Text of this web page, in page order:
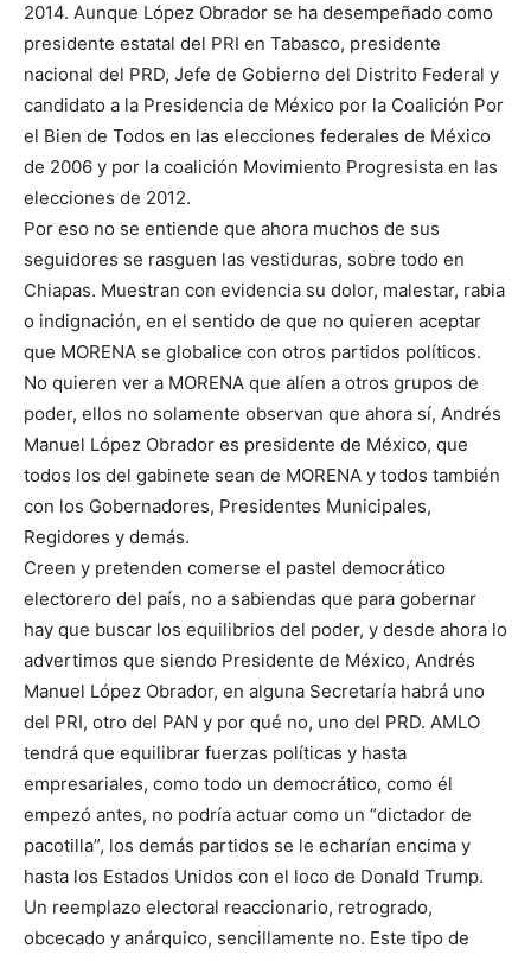
2014. Aunque López Obrador se ha desempeñado como
presidente estatal del PRI en Tabasco, presidente
nacional del PRD, Jefe de Gobierno del Distrito Federal y
candidato a la Presidencia de México por la Coalición Por
el Bien de Todos en las elecciones federales de México
de 2006 y por la coalición Movimiento Progresista en las
elecciones de 2012.
Por eso no se entiende que ahora muchos de sus
seguidores se rasguen las vestiduras, sobre todo en
Chiapas. Muestran con evidencia su dolor, malestar, rabia
o indignación, en el sentido de que no quieren aceptar
que MORENA se globalice con otros partidos políticos.
No quieren ver a MORENA que alíen a otros grupos de
poder, ellos no solamente observan que ahora sí, Andrés
Manuel López Obrador es presidente de México, que
todos los del gabinete sean de MORENA y todos también
con los Gobernadores, Presidentes Municipales,
Regidores y demás.
Creen y pretenden comerse el pastel democrático
electorero del país, no a sabiendas que para gobernar
hay que buscar los equilibrios del poder, y desde ahora lo
advertimos que siendo Presidente de México, Andrés
Manuel López Obrador, en alguna Secretaría habrá uno
del PRI, otro del PAN y por qué no, uno del PRD. AMLO
tendrá que equilibrar fuerzas políticas y hasta
empresariales, como todo un democrático, como él
empezó antes, no podría actuar como un “dictador de
pacotilla”, los demás partidos se le echarían encima y
hasta los Estados Unidos con el loco de Donald Trump.
Un reemplazo electoral reaccionario, retrogrado,
obcecado y anárquico, sencillamente no. Este tipo de